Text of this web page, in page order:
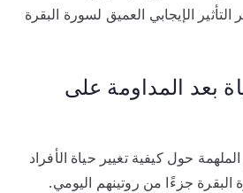
الإيجابي العميق لسورة البقرة
بعد المداومة على
حول كيفية تغيير حياة الأفراد
البقرة جزءًا من روتينهم اليومي.